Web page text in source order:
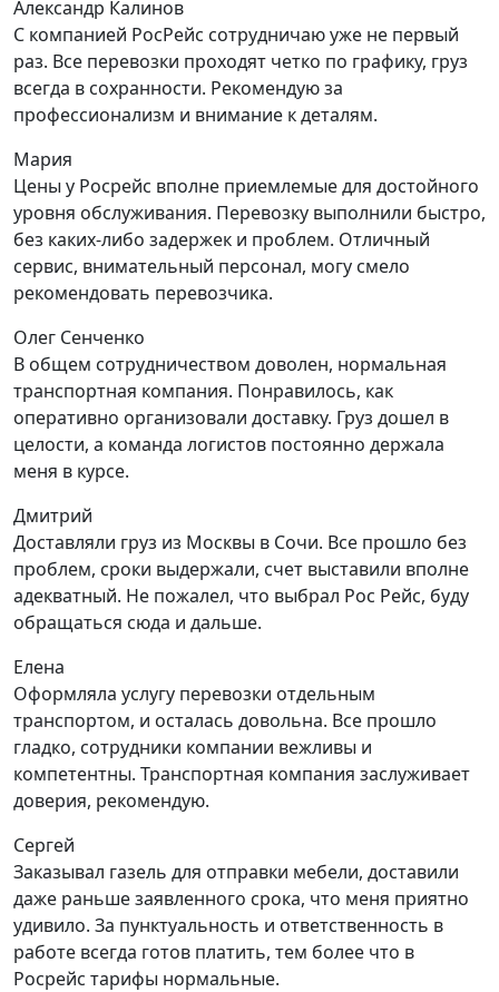
Александр Калинов
С компанией РосРейс сотрудничаю уже не первый
раз. Все перевозки проходят четко по графику, груз
всегда в сохранности. Рекомендую за
профессионализм и внимание к деталям.
Мария
Цены у Росрейс вполне приемлемые для достойного
уровня обслуживания. Перевозку выполнили быстро,
без каких-либо задержек и проблем. Отличный
сервис, внимательный персонал, могу смело
рекомендовать перевозчика.
Олег Сенченко
В общем сотрудничеством доволен, нормальная
транспортная компания. Понравилось, как
оперативно организовали доставку. Груз дошел в
целости, а команда логистов постоянно держала
меня в курсе.
Дмитрий
Доставляли груз из Москвы в Сочи. Все прошло без
проблем, сроки выдержали, счет выставили вполне
адекватный. Не пожалел, что выбрал Рос Рейс, буду
обращаться сюда и дальше.
Елена
Оформляла услугу перевозки отдельным
транспортом, и осталась довольна. Все прошло
гладко, сотрудники компании вежливы и
компетентны. Транспортная компания заслуживает
доверия, рекомендую.
Сергей
Заказывал газель для отправки мебели, доставили
даже раньше заявленного срока, что меня приятно
удивило. За пунктуальность и ответственность в
работе всегда готов платить, тем более что в
Росрейс тарифы нормальные.